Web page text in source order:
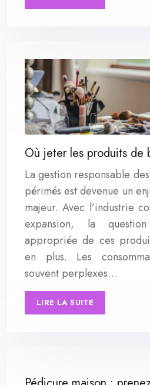
Où jeter les produits de
La gestion responsable
périmés est devenue un
majeur. Avec l’industrie
expansion, la
appropriée de ces
en plus. Les
souvent perplexes…
LIRE LA SUITE